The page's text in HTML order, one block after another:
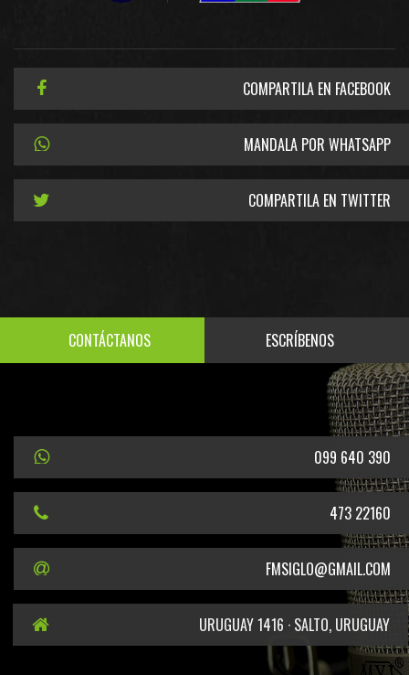
COMPARTILA EN FACEBOOK
MANDALA POR WHATSAPP
COMPARTILA EN TWITTER
CONTÁCTANOS ESCRÍBENOS
099 640 390
473 22160
FMSIGLO@GMAIL.COM
URUGUAY 1416 · SALTO, URUGUAY